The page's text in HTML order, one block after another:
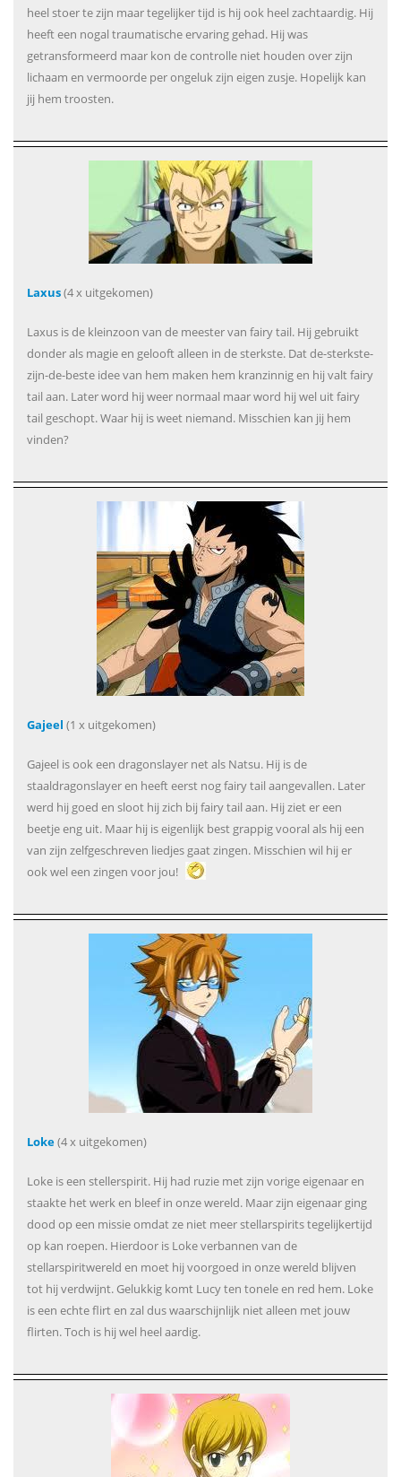
heel stoer te zijn maar tegelijker tijd is hij ook heel zachtaardig. Hij
heeft een nogal traumatische ervaring gehad. Hij was
getransformeerd maar kon de controlle niet houden over zijn
lichaam en vermoorde per ongeluk zijn eigen zusje. Hopelijk kan
jij hem troosten.
Laxus(4 x uitgekomen)
Laxus is de kleinzoon van de meester van fairy tail. Hij gebruikt
donder als magie en gelooft alleen in de sterkste. Dat de-sterkste-
zijn-de-beste idee van hem maken hem kranzinnig en hij valt fairy
tail aan. Later word hij weer normaal maar word hij wel uit fairy
tail geschopt. Waar hij is weet niemand. Misschien kan jij hem
vinden?
Gajeel (1 x uitgekomen)
Gajeel is ook een dragonslayer net als Natsu. Hij is de
staaldragonslayer en heeft eerst nog fairy tail aangevallen. Later
werd hij goed en sloot hij zich bij fairy tail aan. Hij ziet er een
beetje eng uit. Maar hij is eigenlijk best grappig vooral als hij een
van zijn zelfgeschreven liedjes gaat zingen. Misschien wil hij er
ook wel een zingen voor jou!
Loke(4 x uitgekomen)
Loke is een stellerspirit. Hij had ruzie met zijn vorige eigenaar en
staakte het werk en bleef in onze wereld. Maar zijn eigenaar ging
dood op een missie omdat ze niet meer stellarspirits tegelijkertijd
op kan roepen. Hierdoor is Loke verbannen van de
stellarspiritwereld en moet hij voorgoed in onze wereld blijven
tot hij verdwijnt. Gelukkig komt Lucy ten tonele en red hem. Loke
is een echte flirt en zal dus waarschijnlijk niet alleen met jouw
flirten. Toch is hij wel heel aardig.